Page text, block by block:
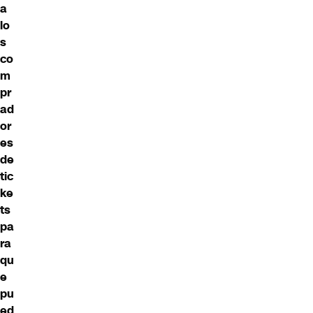
a
lo
s
co
m
pr
ad
or
es
de
tic
ke
ts
pa
ra
qu
e
pu